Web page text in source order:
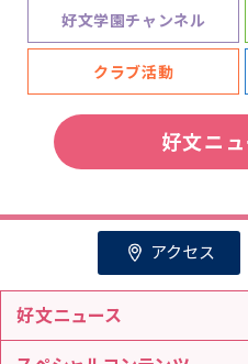
好文学園チャンネル
クラブ活動
好文ニ
アクセス
好文ニュース